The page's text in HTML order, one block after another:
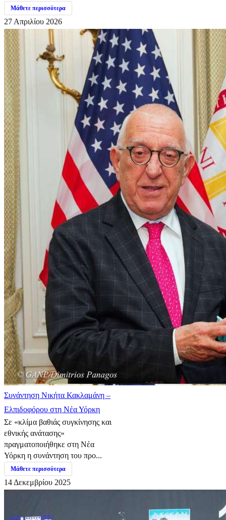
Μάθετε περισσότερα
27 Απριλίου 2026
Συνάντηση Νικήτα Κακλαμάνη –
Ελπιδοφόρου στη Νέα Υόρκη
Σε «κλίμα βαθιάς συγκίνησης και
εθνικής ανάτασης»
πραγματοποιήθηκε στη Νέα
Υόρκη η συνάντηση του προ...
Μάθετε περισσότερα
14 Δεκεμβρίου 2025